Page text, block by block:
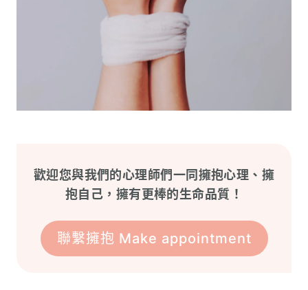
歡迎您與我們的心理師們一同擁抱心理、擁
抱自己，擁有更棒的生命品質！
聯繫擁抱 Make appointment